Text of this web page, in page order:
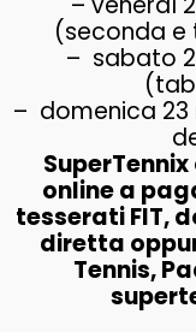
(seconda e
– sabato
– domenica 23
online a
tesserati FIT,
diretta
Tennis,